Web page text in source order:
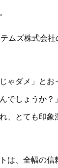
ムズ株式会
ゃダメ」と
でしょうか
、とても印
は、全幅の